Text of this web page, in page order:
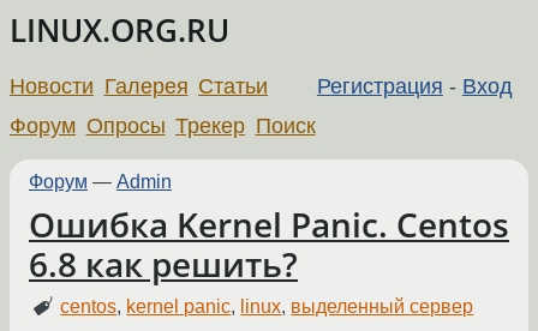
LINUX.ORG.RU
Регистрация - Вход
Новости Галерея Статьи
Форум Опросы Трекер Поиск
Форум — Admin
Ошибка Kernel Panic. Centos
6.8 как решить?
centos, kernel panic, linux, выделенный сервер